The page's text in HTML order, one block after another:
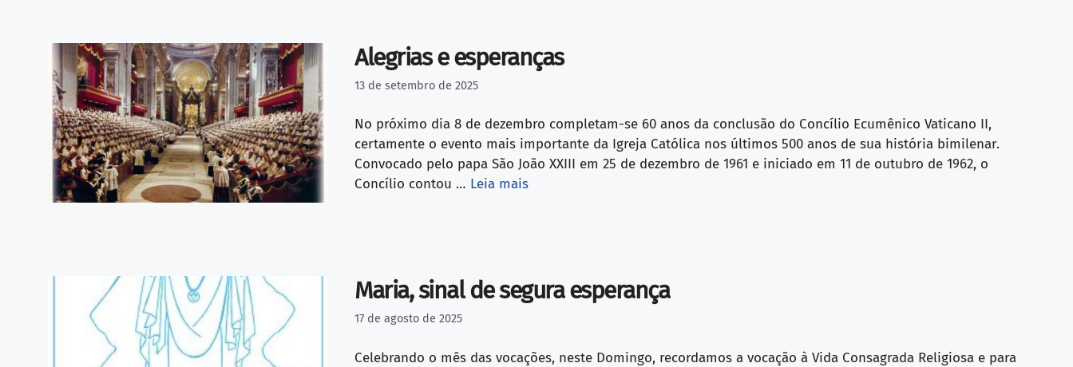
Alegrias e esperanças
13 de setembro de 2025
No próximo dia 8 de dezembro completam-se 60 anos da conclusão do Concílio Ecumênico Vaticano II,
certamente o evento mais importante da Igreja Católica nos últimos 500 anos de sua história bimilenar.
Convocado pelo papa São João XXIII em 25 de dezembro de 1961 e iniciado em 11 de outubro de 1962, o
Concílio contou … Leia mais
Maria, sinal de segura esperança
17 de agosto de 2025
Celebrando o mês das vocações, neste Domingo, recordamos a vocação à Vida Consagrada Religiosa e para